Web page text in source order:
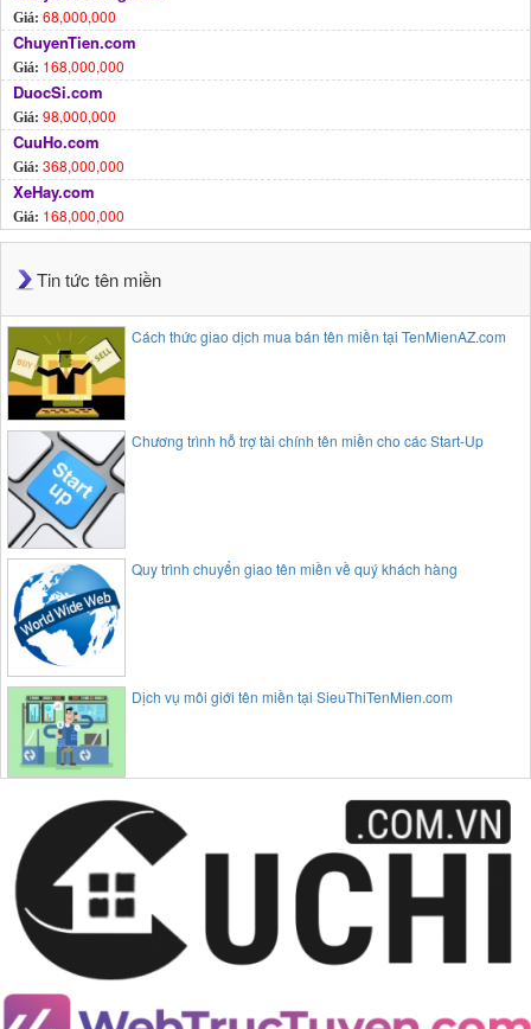
Giá: 68,000,000
ChuyenTien.com
Giá: 168,000,000
DuocSi.com
Giá: 98,000,000
CuuHo.com
Giá: 368,000,000
XeHay.com
Giá: 168,000,000
Tin tức tên miền
Cách thức giao dịch mua bán tên miền tại TenMienAZ.com
Chương trình hỗ trợ tài chính tên miền cho các Start-Up
Quy trình chuyển giao tên miền về quý khách hàng
Dịch vụ môi giới tên miền tại SieuThiTenMien.com